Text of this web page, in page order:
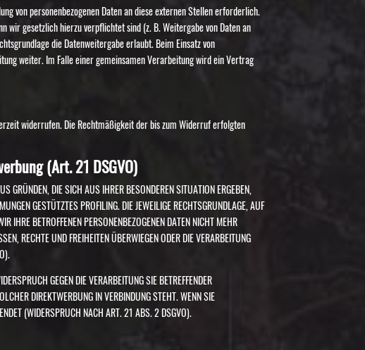
von personenbezogenen Daten an diese externen Stellen erforderlich.
wir gesetzlich hierzu verpflichtet sind (z. B. Weitergabe von Daten an
die Datenweitergabe erlaubt. Beim Einsatz von
weiter. Im Falle einer gemeinsamen Verarbeitung wird ein Vertrag
widerrufen. Die Rechtmäßigkeit der bis zum Widerruf erfolgten
(Art. 21 DSGVO)
GRÜNDEN, DIE SICH AUS IHRER BESONDEREN SITUATION ERGEBEN,
GESTÜTZTES PROFILING. DIE JEWEILIGE RECHTSGRUNDLAGE, AUF
IHRE BETROFFENEN PERSONENBEZOGENEN DATEN NICHT MEHR
RECHTE UND FREIHEITEN ÜBERWIEGEN ODER DIE VERARBEITUNG
GEGEN DIE VERARBEITUNG SIE BETREFFENDER
DIREKTWERBUNG IN VERBINDUNG STEHT. WENN SIE
(WIDERSPRUCH NACH ART. 21 ABS. 2 DSGVO).